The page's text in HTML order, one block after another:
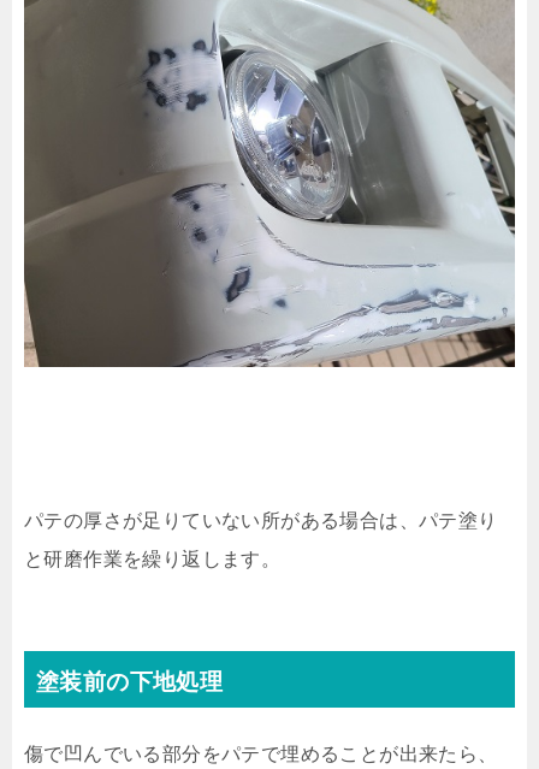
パテの厚さが足りていない所がある場合は、パテ塗り
と研磨作業を繰り返します。
塗装前の下地処理
傷で凹んでいる部分をパテで埋めることが出来たら、